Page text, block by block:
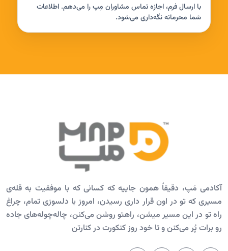
با ارسال فرم، اجازه تماس مشاوران مِپ را می‌دهم. اطلاعات
شما محرمانه نگه‌داری می‌شود.
آکادمی مَپ، دقیقاً همون جاییه که کسانی که با موفقیت به قله‌ی
مسیری که تو در اون قرار داری رسیدن، امروز با دلسوزی تمام، چراغ
راه تو در این مسیر میشن، راهتو روشن می‌کنن، چاله‌چوله‌های جاده
رو برات پُر می‌کنن و تا خود روز کنکورت در کنارتن